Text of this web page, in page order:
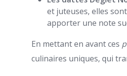
et juteuses, elles
apporter une note
En mettant en avant ces
culinaires uniques, qui